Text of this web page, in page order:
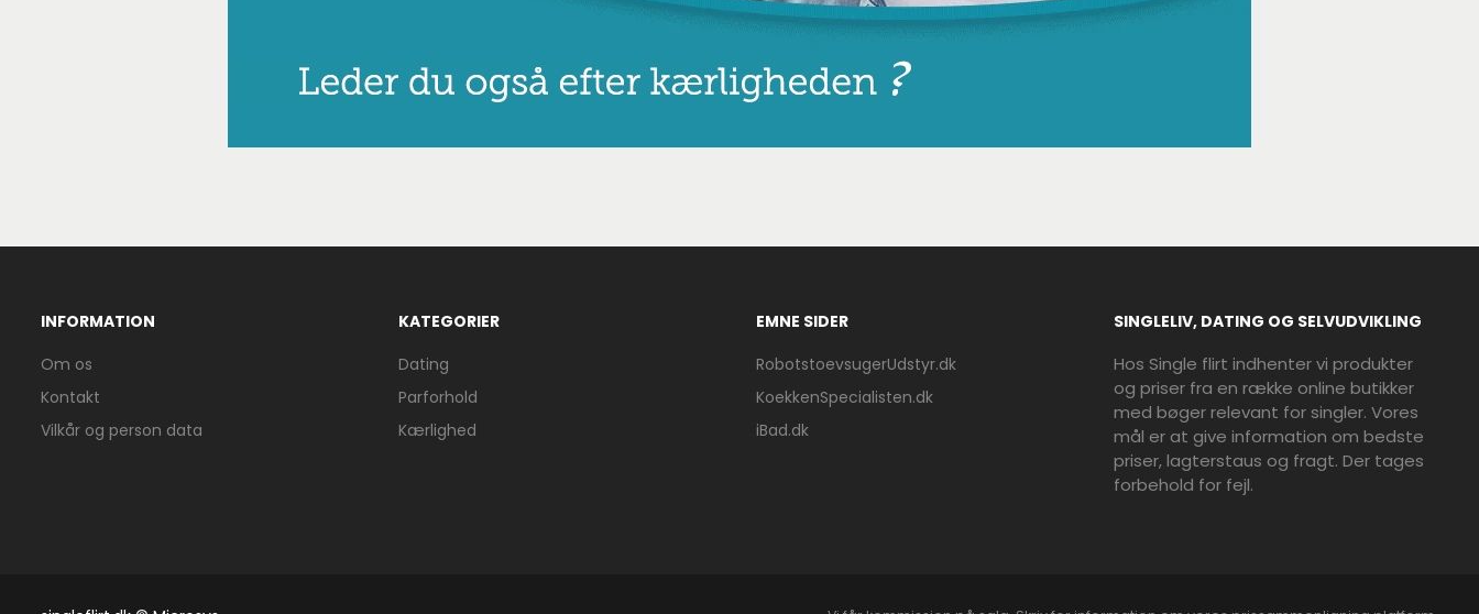
INFORMATION
Om os
Kontakt
Vilkår og person data
KATEGORIER
Dating
Parforhold
Kærlighed
EMNE SIDER
RobotstoevsugerUdstyr.dk
KoekkenSpecialisten.dk
iBad.dk
SINGLELIV, DATING OG SELVUDVIKLING
Hos Single flirt indhenter vi produkter
og priser fra en række online butikker
med bøger relevant for singler. Vores
mål er at give information om bedste
priser, lagterstaus og fragt. Der tages
forbehold for fejl.